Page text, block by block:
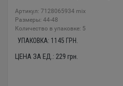
Артикул: 7128065934 mix
Размеры: 44-48
Количество в упаковке: 5
УПАКОВКА: 1145 ГРН.
ЦЕНА ЗА ЕД.: 229 грн.